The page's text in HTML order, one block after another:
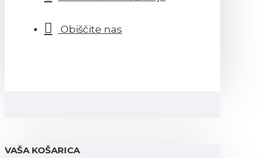
Obiščite nas
VAŠA KOŠARICA